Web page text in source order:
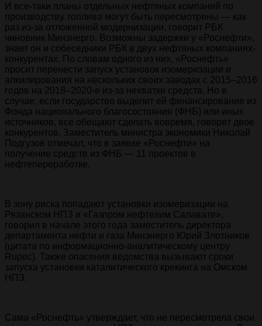
И все-таки планы отдельных нефтяных компаний по
производству топлива могут быть пересмотрены — как
раз из-за отложенной модернизации, говорит РБК
чиновник Минэнерго. Возможны задержки у «Роснефти»,
знает он и собеседники РБК в двух нефтяных компаниях-
конкурентах. По словам одного из них, «Роснефть»
просит перенести запуск установок изомеризации и
алкилирования на нескольких своих заводах с 2015–2016
годов на 2018–2020-е из-за нехватки средств. Но в
случае, если государство выделит ей финансирование из
Фонда национального благосостояния (ФНБ) или иных
источников, все обещают сделать вовремя, говорят двое
конкурентов. Заместитель министра экономики Николай
Подгузов отмечал, что в заявке «Роснефти» на
получение средств из ФНБ — 11 проектов в
нефтепереработке.
В зону риска попадают установки изомеризации на
Рязанском НПЗ и «Газпром нефтехим Салавате»,
говорил в начале этого года заместитель директора
департамента нефти и газа Минэнерго Юрий Злотников
(цитата по информационно-аналитическому центру
Rupec). Также опасения ведомства вызывают сроки
запуска установки каталитического крекинга на Омском
НПЗ.
Сама «Роснефть» утверждает, что не пересмотрела свои